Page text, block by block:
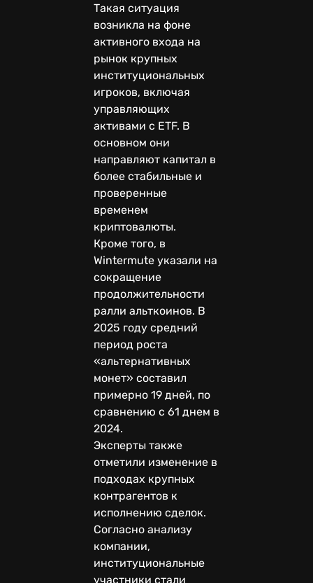
Такая ситуация
возникла на фоне
активного входа на
рынок крупных
институциональных
игроков, включая
управляющих
активами с ETF. В
основном они
направляют капитал в
более стабильные и
проверенные
временем
криптовалюты.
Кроме того, в
Wintermute указали на
сокращение
продолжительности
ралли альткоинов. В
2025 году средний
период роста
«альтернативных
монет» составил
примерно 19 дней, по
сравнению с 61 днем ​​в
2024.
Эксперты также
отметили изменение в
подходах крупных
контрагентов к
исполнению сделок.
Согласно анализу
компании,
институциональные
участники стали